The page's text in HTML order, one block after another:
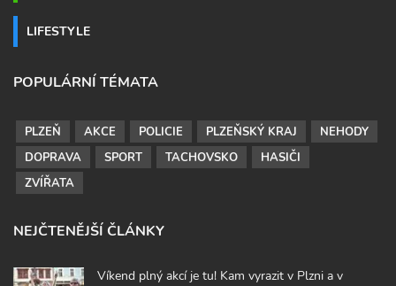
LIFESTYLE
POPULÁRNÍ TÉMATA
PLZEŇ AKCE POLICIE PLZEŇSKÝ KRAJ
NEHODY
DOPRAVA
SPORT TACHOVSKO
HASIČI
ZVÍŘATA
NEJČTENĚJŠÍ ČLÁNKY
Víkend plný akcí je tu! Kam vyrazit v Plzni a v